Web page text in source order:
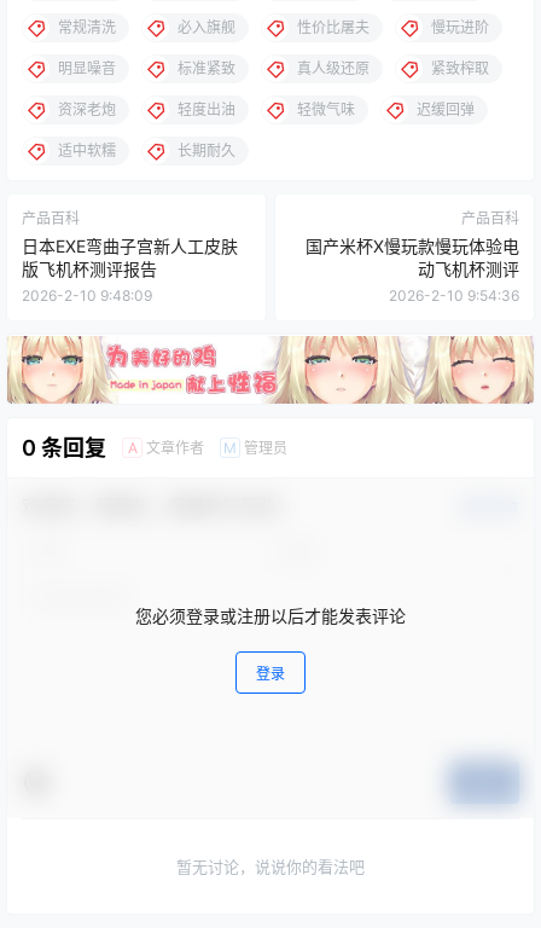
常规清洗 必入旗舰 性价比屠夫 慢玩进阶
明显噪音 标准紧致 真人级还原 紧致榨取
资深老炮 轻度出油 轻微气味 迟缓回弹
适中软糯 长期耐久
产品百科
日本EXE弯曲子宫新人工皮肤
版飞机杯测评报告
2026-2-10 9:48:09
产品百科
国产米杯X慢玩款慢玩体验电
动飞机杯测评
2026-2-10 9:54:36
0 条回复 A 文章作者 M 管理员
您必须登录或注册以后才能发表评论
登录
暂无讨论，说说你的看法吧